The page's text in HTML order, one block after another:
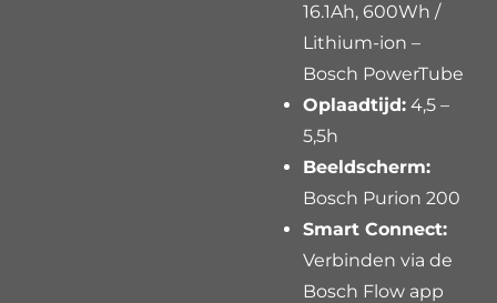
16.1Ah, 600Wh /
Lithium-ion –
Bosch PowerTube
Oplaadtijd: 4,5 –
5,5h
Beeldscherm:
Bosch Purion 200
Smart Connect:
Verbinden via de
Bosch Flow app